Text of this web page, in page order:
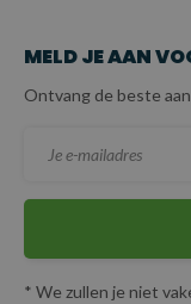
MELD JE AAN
Ontvang de beste
* We zullen je niet